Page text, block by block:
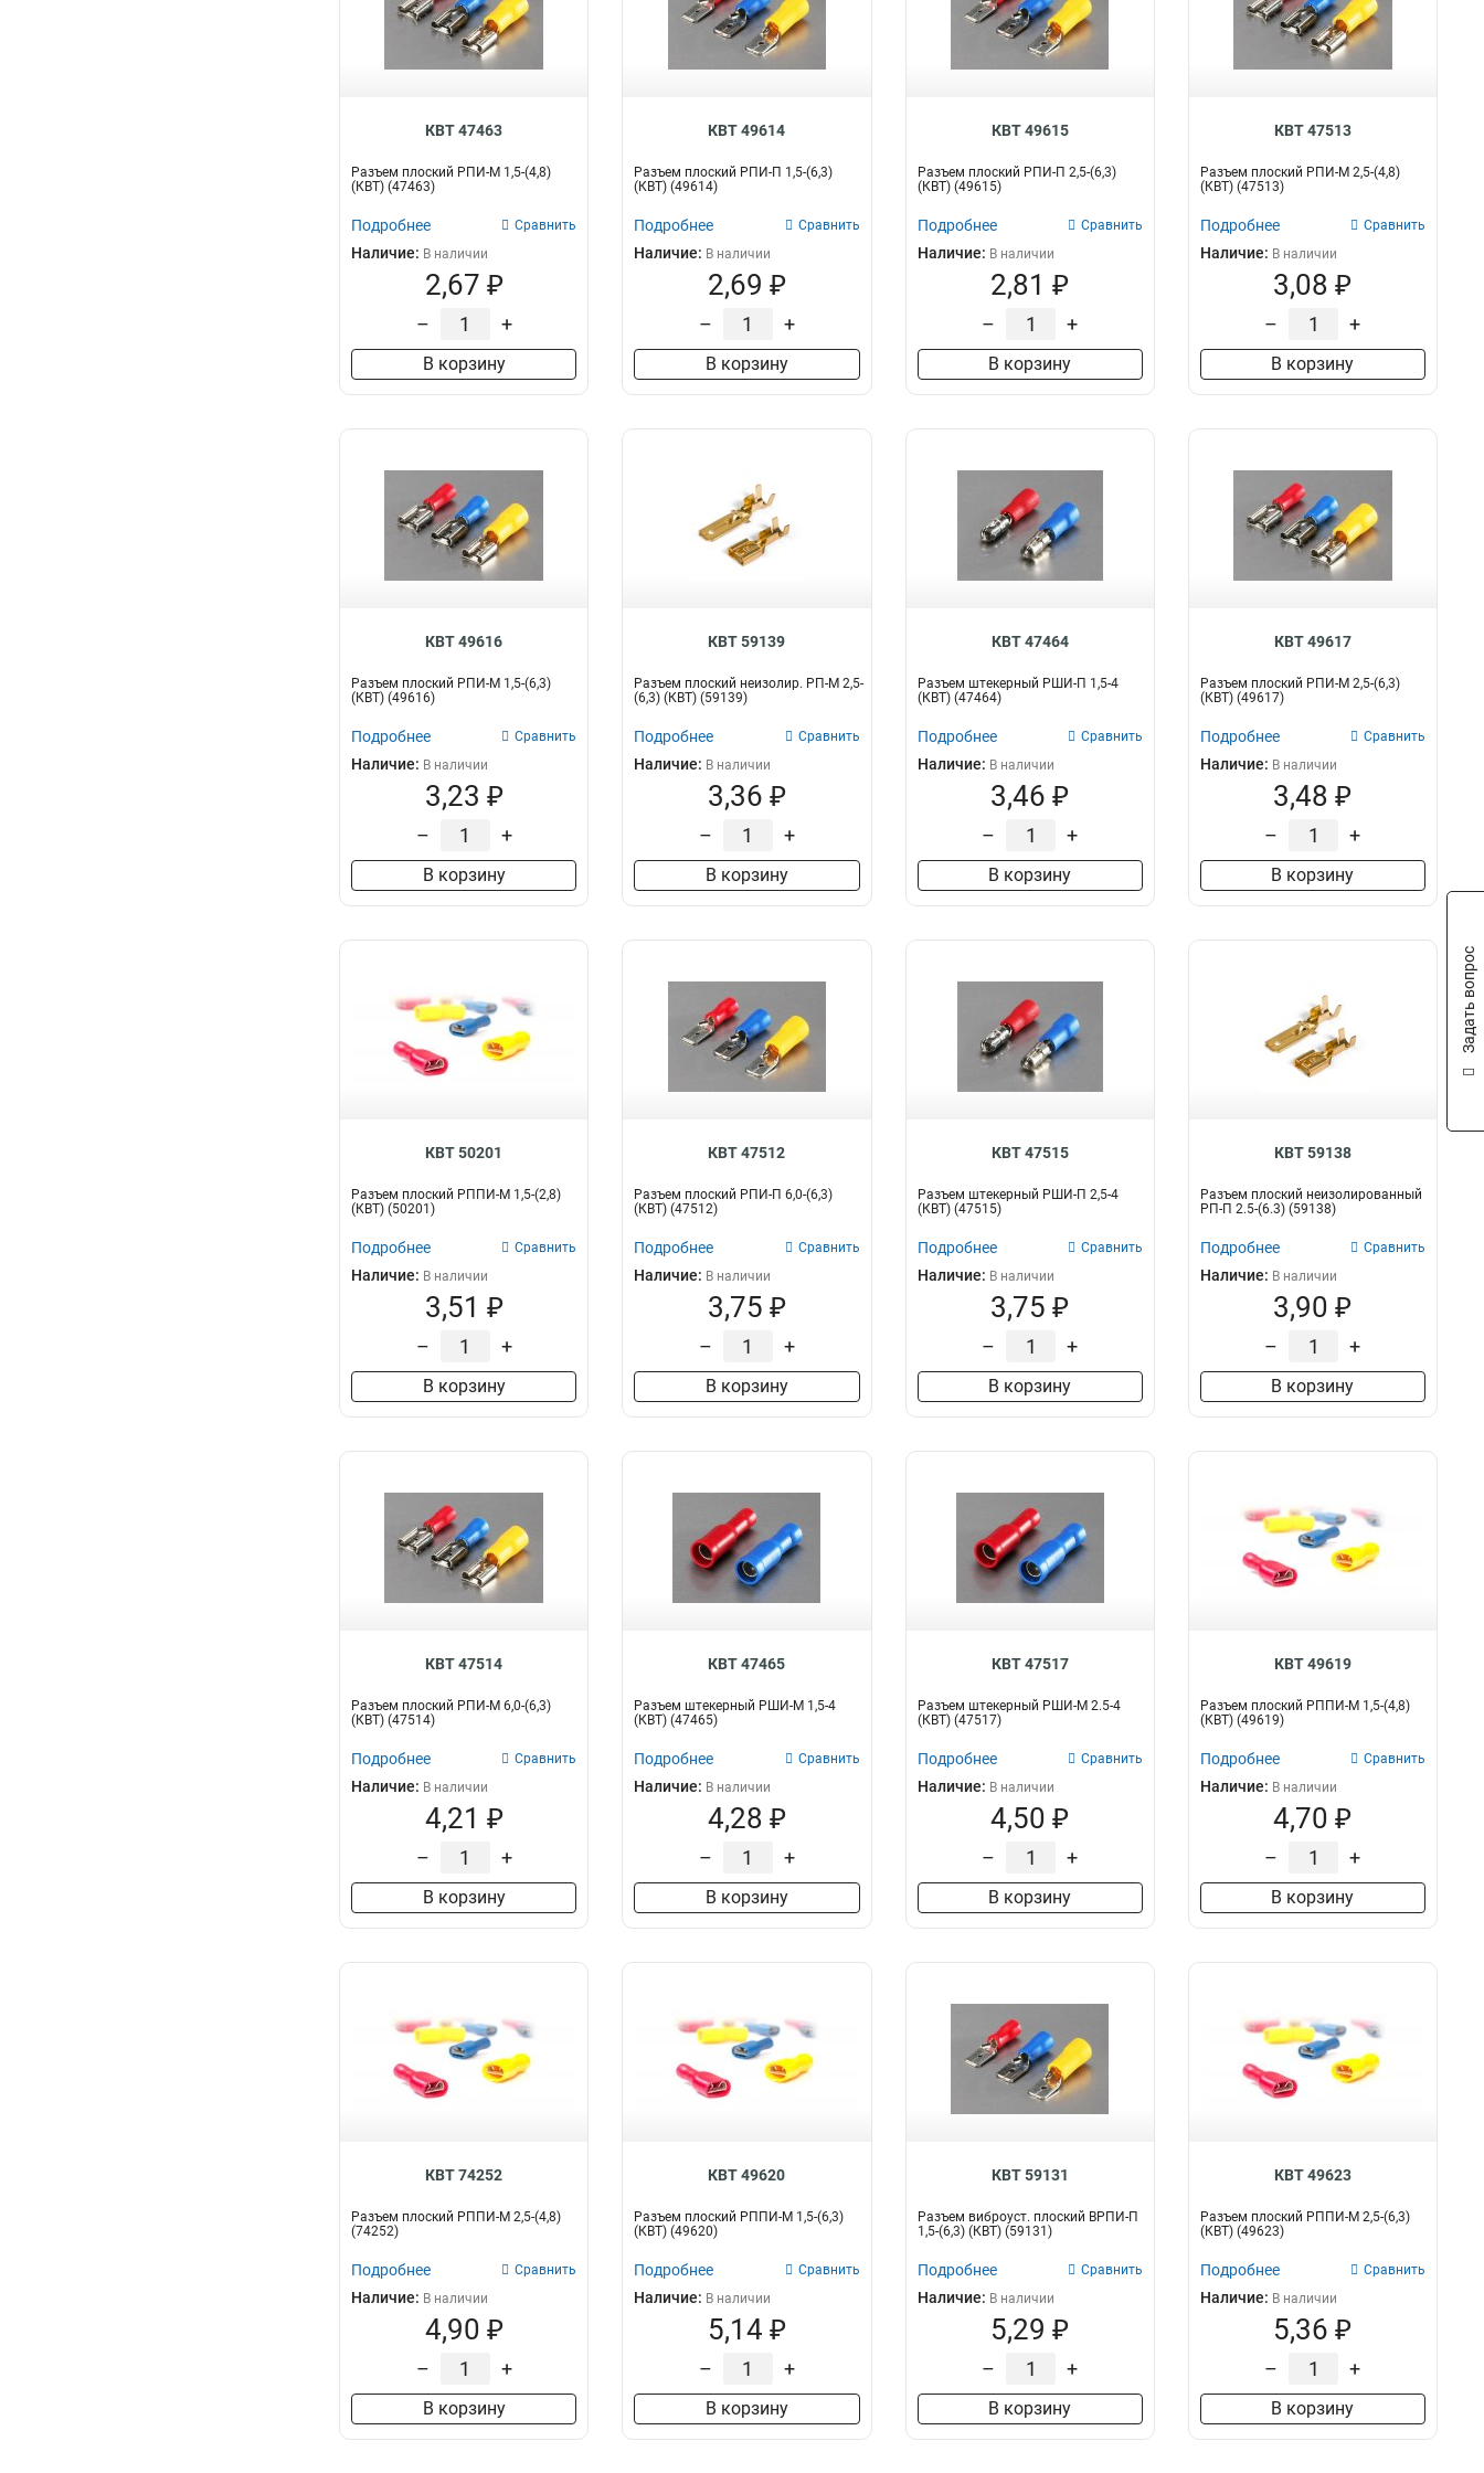
КВТ 47463
Разъем плоский РПИ-М 1,5-(4,8)
(КВТ) (47463)
Подробнее Сравнить
Наличие: В наличии
2,67 ₽
– +
В корзину
КВТ 49614
Разъем плоский РПИ-П 1,5-(6,3)
(КВТ) (49614)
Подробнее Сравнить
Наличие: В наличии
2,69 ₽
– +
В корзину
КВТ 49615
Разъем плоский РПИ-П 2,5-(6,3)
(КВТ) (49615)
Подробнее Сравнить
Наличие: В наличии
2,81 ₽
– +
В корзину
КВТ 47513
Разъем плоский РПИ-М 2,5-(4,8)
(КВТ) (47513)
Подробнее Сравнить
Наличие: В наличии
3,08 ₽
– +
В корзину
КВТ 49616
Разъем плоский РПИ-М 1,5-(6,3)
(КВТ) (49616)
Подробнее Сравнить
Наличие: В наличии
3,23 ₽
– +
В корзину
КВТ 59139
Разъем плоский неизолир. РП-М 2,5-
(6,3) (КВТ) (59139)
Подробнее Сравнить
Наличие: В наличии
3,36 ₽
– +
В корзину
КВТ 47464
Разъем штекерный РШИ-П 1,5-4
(КВТ) (47464)
Подробнее Сравнить
Наличие: В наличии
3,46 ₽
– +
В корзину
КВТ 49617
Разъем плоский РПИ-М 2,5-(6,3)
(КВТ) (49617)
Подробнее Сравнить
Наличие: В наличии
3,48 ₽
– +
В корзину
КВТ 50201
Разъем плоский РППИ-М 1,5-(2,8)
(КВТ) (50201)
Подробнее Сравнить
Наличие: В наличии
3,51 ₽
– +
В корзину
КВТ 47512
Разъем плоский РПИ-П 6,0-(6,3)
(КВТ) (47512)
Подробнее Сравнить
Наличие: В наличии
3,75 ₽
– +
В корзину
КВТ 47515
Разъем штекерный РШИ-П 2,5-4
(КВТ) (47515)
Подробнее Сравнить
Наличие: В наличии
3,75 ₽
– +
В корзину
КВТ 59138
Разъем плоский неизолированный
РП-П 2.5-(6.3) (59138)
Подробнее Сравнить
Наличие: В наличии
3,90 ₽
– +
В корзину
КВТ 47514
Разъем плоский РПИ-М 6,0-(6,3)
(КВТ) (47514)
Подробнее Сравнить
Наличие: В наличии
4,21 ₽
– +
В корзину
КВТ 47465
Разъем штекерный РШИ-М 1,5-4
(КВТ) (47465)
Подробнее Сравнить
Наличие: В наличии
4,28 ₽
– +
В корзину
КВТ 47517
Разъем штекерный РШИ-М 2.5-4
(КВТ) (47517)
Подробнее Сравнить
Наличие: В наличии
4,50 ₽
– +
В корзину
КВТ 49619
Разъем плоский РППИ-М 1,5-(4,8)
(КВТ) (49619)
Подробнее Сравнить
Наличие: В наличии
4,70 ₽
– +
В корзину
КВТ 74252
Разъем плоский РППИ-М 2,5-(4,8)
(74252)
Подробнее Сравнить
Наличие: В наличии
4,90 ₽
– +
В корзину
КВТ 49620
Разъем плоский РППИ-М 1,5-(6,3)
(КВТ) (49620)
Подробнее Сравнить
Наличие: В наличии
5,14 ₽
– +
В корзину
КВТ 59131
Разъем виброуст. плоский ВРПИ-П
1,5-(6,3) (КВТ) (59131)
Подробнее Сравнить
Наличие: В наличии
5,29 ₽
– +
В корзину
КВТ 49623
Разъем плоский РППИ-М 2,5-(6,3)
(КВТ) (49623)
Подробнее Сравнить
Наличие: В наличии
5,36 ₽
– +
В корзину
Задать вопрос